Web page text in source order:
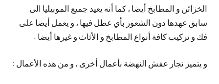
الخزائن و المطابخ أيضا ، كما أنه يعيد جميع الموبيليا الى
سابق عهدها دون الشعور بأي عطل فيها ، و يعمل أيضا على
فك و تركيب كافة أنواع المطابخ و الأثاث و غيرها أيضا .
و يتميز نجار عفش النهضة بأعمال أخرى ، و من هذه الأعمال :